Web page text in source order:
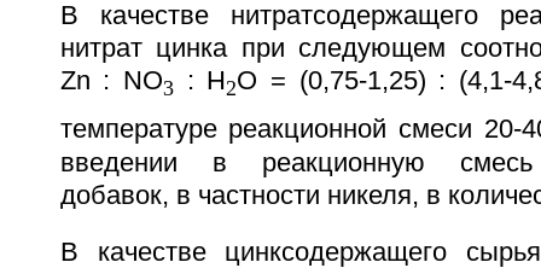
В качестве нитратсодержащего
нитрат цинка при следующем
Zn : NO3 : H2O = (0,75-1,25) : (4,1-
температуре реакционной смеси 20-
введении в реакционную
добавок, в частности никеля, в
В качестве цинксодержащего